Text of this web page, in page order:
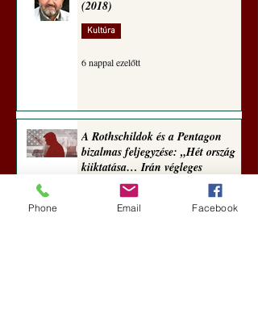
(2018)
Kultúra
6 nappal ezelőtt
A Rothschildok és a Pentagon
bizalmas feljegyzése: „Hét ország
kiiktatása… Irán végleges
legyőzése”
Új Történelem
Phone Email Facebook